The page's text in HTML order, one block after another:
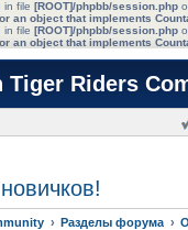
: in file [ROOT]/phpbb/session.php
an object that implements
: in file [ROOT]/phpbb/session.php
an object that implements
Tiger Riders
Разделы форума